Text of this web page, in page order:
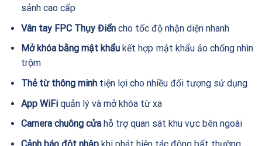
sảnh cao cấp
Vân tay FPC Thụy Điểncho tốc độ nhận diện nhanh
Mở khóa bằng mật khẩu kết hợp mật khẩu ảo chống nhìn
trộm
Thẻ từ thông minhtiện lợi cho nhiều đối tượng sử dụng
App WiFiquản lý và mở khóa từ xa
Camera chuông cửahỗ trợ quan sát khu vực bên ngoài